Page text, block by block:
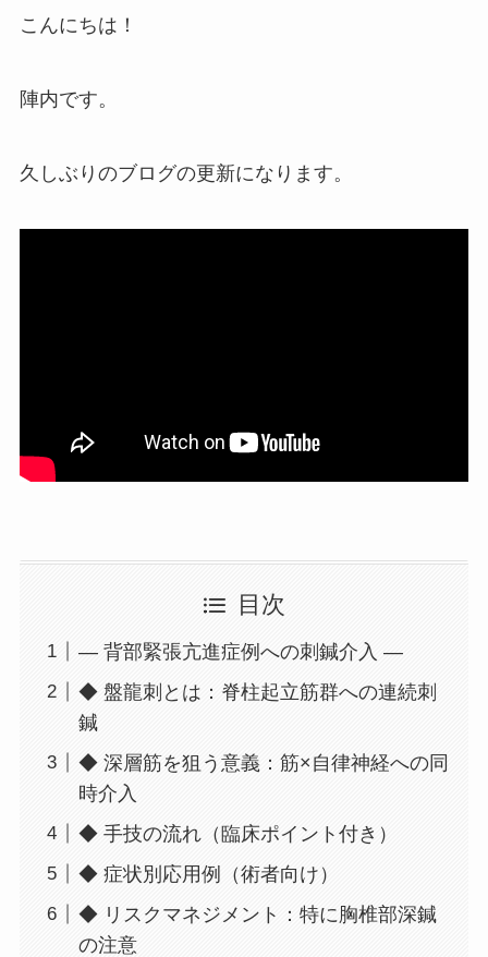
こんにちは！
陣内です。
久しぶりのブログの更新になります。
目次
— 背部緊張亢進症例への刺鍼介入 —
◆ 盤龍刺とは：脊柱起立筋群への連続刺
鍼
◆ 深層筋を狙う意義：筋×自律神経への同
時介入
◆ 手技の流れ（臨床ポイント付き）
◆ 症状別応用例（術者向け）
◆ リスクマネジメント：特に胸椎部深鍼
の注意